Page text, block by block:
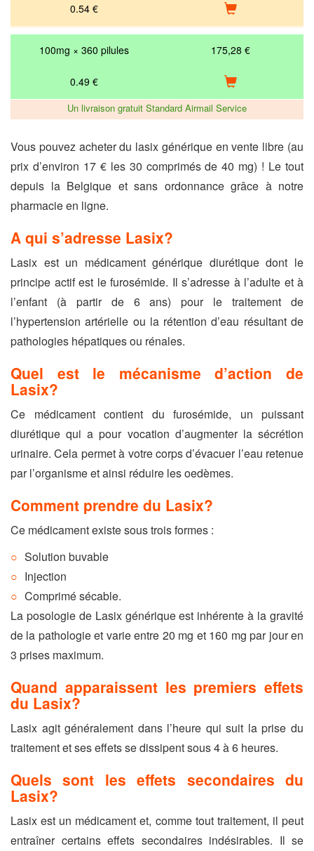
0.54 €
100mg × 360 pilules 175,28 €
0.49 €
Un livraison gratuit Standard Airmail Service
Vous pouvez acheter du lasix générique en vente libre (au
prix d’environ 17 € les 30 comprimés de 40 mg) ! Le tout
depuis la Belgique et sans ordonnance grâce à notre
pharmacie en ligne.
A qui s’adresse Lasix?
Lasix est un médicament générique diurétique dont le
principe actif est le furosémide. Il s’adresse à l’adulte et à
l’enfant (à partir de 6 ans) pour le traitement de
l’hypertension artérielle ou la rétention d’eau résultant de
pathologies hépatiques ou rénales.
Quel est le mécanisme d’action de
Lasix?
Ce médicament contient du furosémide, un puissant
diurétique qui a pour vocation d’augmenter la sécrétion
urinaire. Cela permet à votre corps d’évacuer l’eau retenue
par l’organisme et ainsi réduire les oedèmes.
Comment prendre du Lasix?
Ce médicament existe sous trois formes :
Solution buvable
Injection
Comprimé sécable.
La posologie de Lasix générique est inhérente à la gravité
de la pathologie et varie entre 20 mg et 160 mg par jour en
3 prises maximum.
Quand apparaissent les premiers effets
du Lasix?
Lasix agit généralement dans l’heure qui suit la prise du
traitement et ses effets se dissipent sous 4 à 6 heures.
Quels sont les effets secondaires du
Lasix?
Lasix est un médicament et, comme tout traitement, il peut
entraîner certains effets secondaires indésirables. Il se